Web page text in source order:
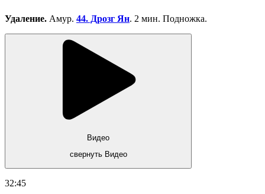
Удаление. Амур. 44. Дрозг Ян. 2 мин. Подножка.
Видео
свернуть Видео
32:45